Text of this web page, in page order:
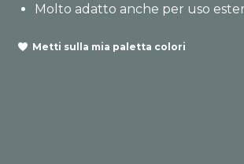
Molto adatto anche per uso
Metti sulla mia paletta colori